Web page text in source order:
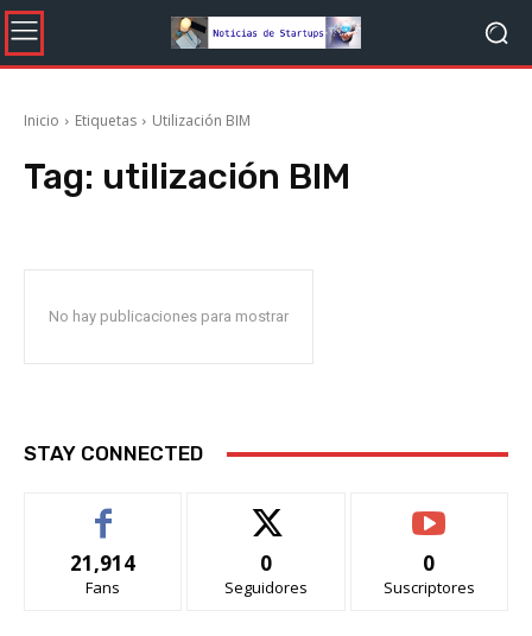
Inicio Etiquetas Utilización BIM
Tag: utilización BIM
No hay publicaciones para mostrar
STAY CONNECTED
21,914
Fans
0
Seguidores
0
Suscriptores